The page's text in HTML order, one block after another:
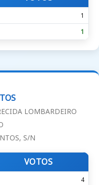
1
1
LOMBARDEIRO
S/N
VOTOS
4